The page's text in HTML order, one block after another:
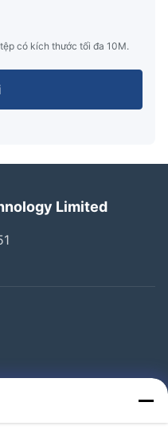
có kích thước tối đa 10M.
Limited